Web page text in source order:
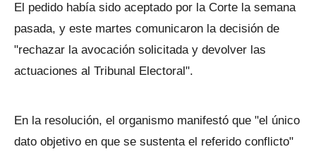
El pedido había sido aceptado por la Corte la semana
pasada, y este martes comunicaron la decisión de
"rechazar la avocación solicitada y devolver las
actuaciones al Tribunal Electoral".
En la resolución, el organismo manifestó que "el único
dato objetivo en que se sustenta el referido conflicto"